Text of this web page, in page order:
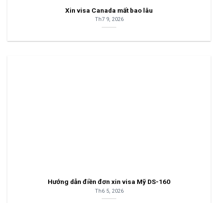
Xin visa Canada mất bao lâu
Th7 9, 2026
Hướng dẫn điền đơn xin visa Mỹ DS-160
Th6 5, 2026